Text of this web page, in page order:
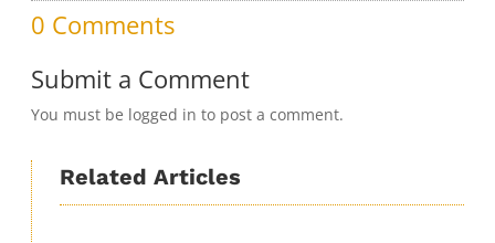
0 Comments
Submit a Comment
You must be logged in to post a comment.
Related Articles